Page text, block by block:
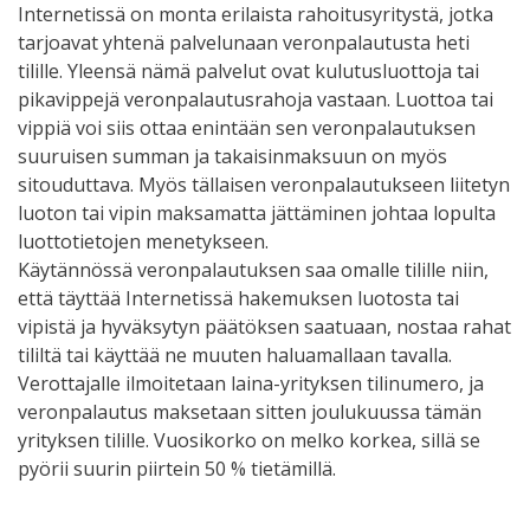
Internetissä on monta erilaista rahoitusyritystä, jotka
tarjoavat yhtenä palvelunaan veronpalautusta heti
tilille. Yleensä nämä palvelut ovat kulutusluottoja tai
pikavippejä veronpalautusrahoja vastaan. Luottoa tai
vippiä voi siis ottaa enintään sen veronpalautuksen
suuruisen summan ja takaisinmaksuun on myös
sitouduttava. Myös tällaisen veronpalautukseen liitetyn
luoton tai vipin maksamatta jättäminen johtaa lopulta
luottotietojen menetykseen.
Käytännössä veronpalautuksen saa omalle tilille niin,
että täyttää Internetissä hakemuksen luotosta tai
vipistä ja hyväksytyn päätöksen saatuaan, nostaa rahat
tililtä tai käyttää ne muuten haluamallaan tavalla.
Verottajalle ilmoitetaan laina-yrityksen tilinumero, ja
veronpalautus maksetaan sitten joulukuussa tämän
yrityksen tilille. Vuosikorko on melko korkea, sillä se
pyörii suurin piirtein 50 % tietämillä.